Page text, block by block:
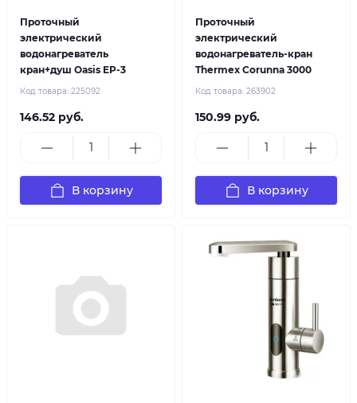
Проточный
электрический
водонагреватель
кран+душ Oasis EP-3
Код товара: 225092
146.52 руб.
В корзину
Проточный
электрический
водонагреватель-кран
Thermex Corunna 3000
Код товара: 263902
150.99 руб.
В корзину